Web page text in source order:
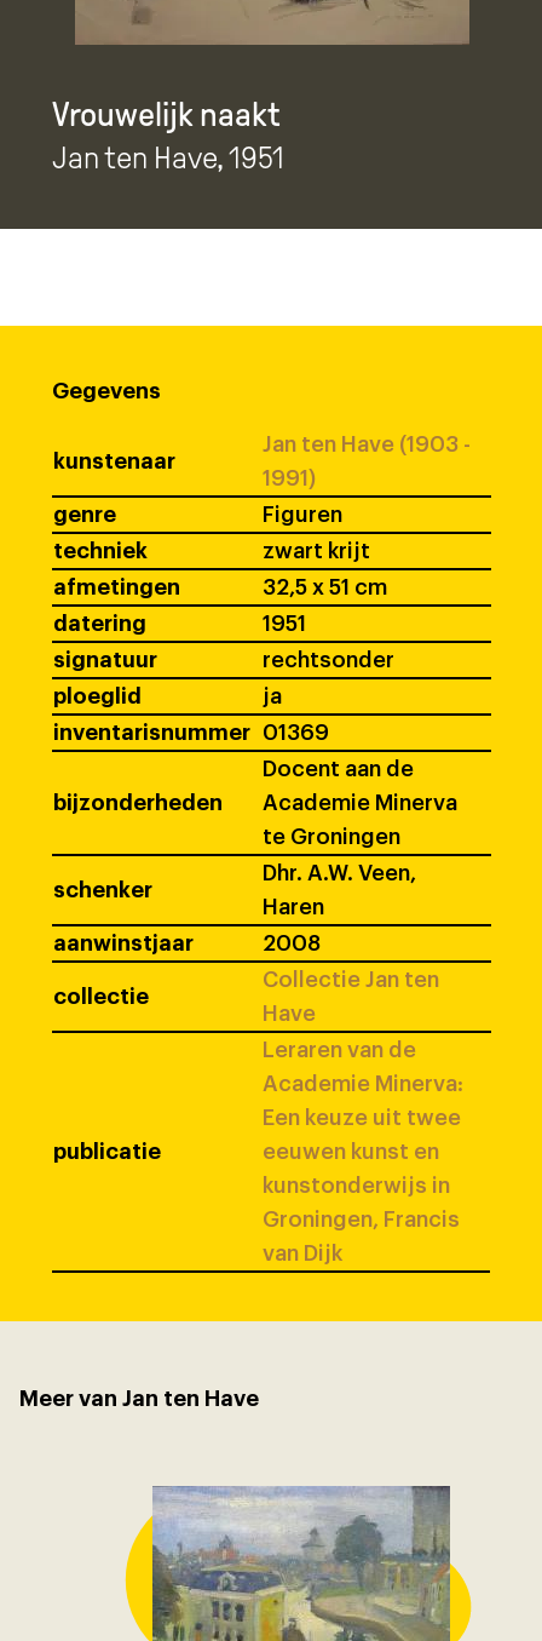
Vrouwelijk naakt
Jan ten Have, 1951
Gegevens
kunstenaar
Jan ten Have (1903 -
1991)
genre
Figuren
techniek
zwart krijt
afmetingen
32,5 x 51 cm
datering
1951
signatuur
rechtsonder
ploeglid
ja
inventarisnummer
01369
bijzonderheden
Docent aan de
Academie Minerva
te Groningen
schenker
Dhr. A.W. Veen,
Haren
aanwinstjaar
2008
collectie
Collectie Jan ten
Have
publicatie
Leraren van de
Academie Minerva:
Een keuze uit twee
eeuwen kunst en
kunstonderwijs in
Groningen, Francis
van Dijk
Meer van Jan ten Have